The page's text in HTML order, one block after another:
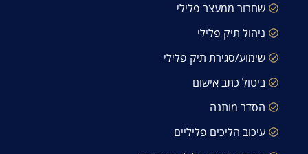
שחרור ממעצר פלילי
ניהול תיק פלילי
שימוע/סגירת תיק פלילי
ביטול כתב אישום
הסדר מותנה
עיכוב הליכים פליליים